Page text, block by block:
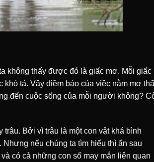
không thấy được đó là giấc mơ. Mỗi giấc
tả. Vậy điềm báo của việc nằm mơ
đến cuộc sống của mỗi người không?
Bởi vì trâu là một con vật khá bình
nếu chúng ta tìm hiểu thì ẩn sau
có cả những con số may mắn liên quan